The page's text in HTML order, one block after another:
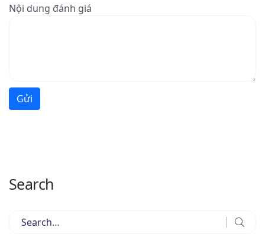
Nội dung đánh giá
Gửi
Search